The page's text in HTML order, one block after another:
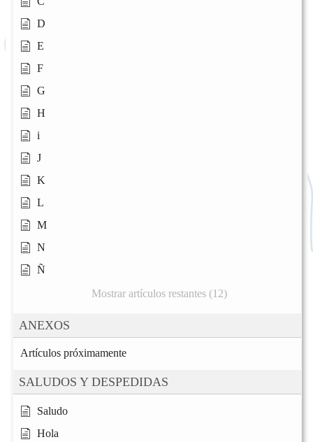
D
E
F
G
H
i
J
K
L
M
N
Ñ
Mostrar artículos restantes (12)
ANEXOS
Artículos próximamente
SALUDOS Y DESPEDIDAS
Saludo
Hola